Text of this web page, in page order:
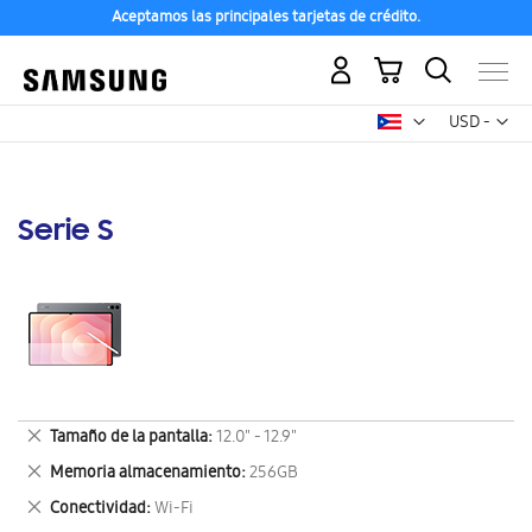
Aceptamos las principales tarjetas de crédito.
USD -
dólar
Mi carrito
Serie S
Tamaño de la pantalla 12.0" - 12.9"
Eliminar
este
artículo
Memoria almacenamiento 256GB
Eliminar
este
artículo
Conectividad Wi-Fi
Eliminar